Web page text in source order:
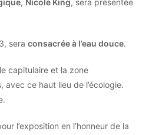
, Nicole King, sera présentée
sera consacrée à l’eau douce.
capitulaire et la zone
ce haut lieu de l’écologie.
l’exposition en l’honneur de la